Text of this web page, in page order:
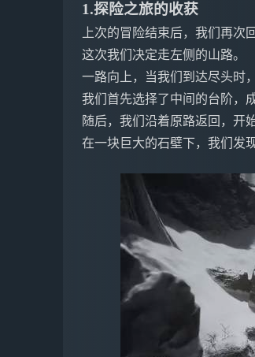
1.探险之旅的收获
上次的冒险结束后，我们再次
这次我们决定走左侧的山路。
一路向上，当我们到达尽头时
我们首先选择了中间的台阶，
随后，我们沿着原路返回，开
在一块巨大的石壁下，我们发